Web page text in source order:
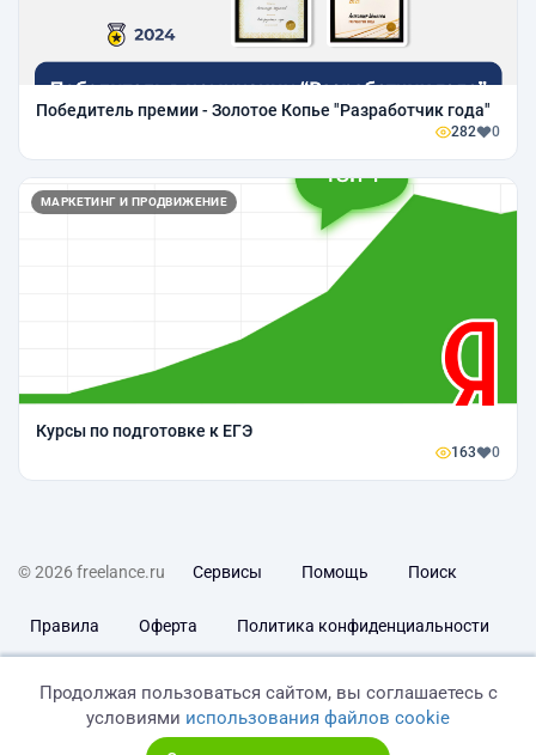
Победитель премии - Золотое Копье "Разработчик года"
282 0
МАРКЕТИНГ И ПРОДВИЖЕНИЕ
Курсы по подготовке к ЕГЭ
163 0
© 2026 freelance.ru Сервисы Помощь Поиск
Правила Оферта Политика конфиденциальности
Продолжая пользоваться сайтом, вы соглашаетесь с
условиями использования файлов cookie